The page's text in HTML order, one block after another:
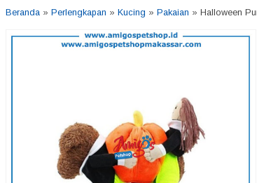
Beranda » Perlengkapan » Kucing » Pakaian » Halloween